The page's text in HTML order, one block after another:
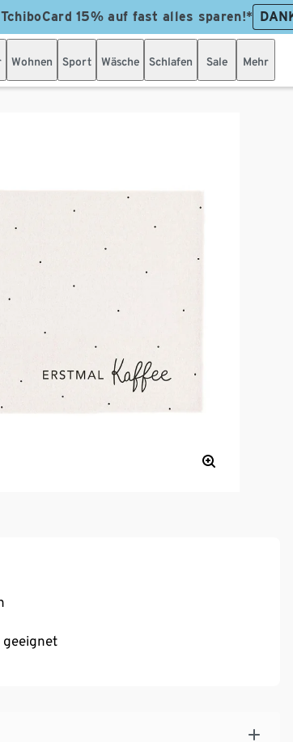
15% auf fast alles sparen!*
Wohnen Sport Wäsche Schlafen Sale Mehr
geeignet